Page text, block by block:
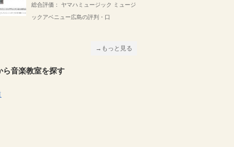
総合評価： ヤマハミュージック ミュージ
ックアベニュー広島の評判・口
→もっと見る
ら音楽教室を探す